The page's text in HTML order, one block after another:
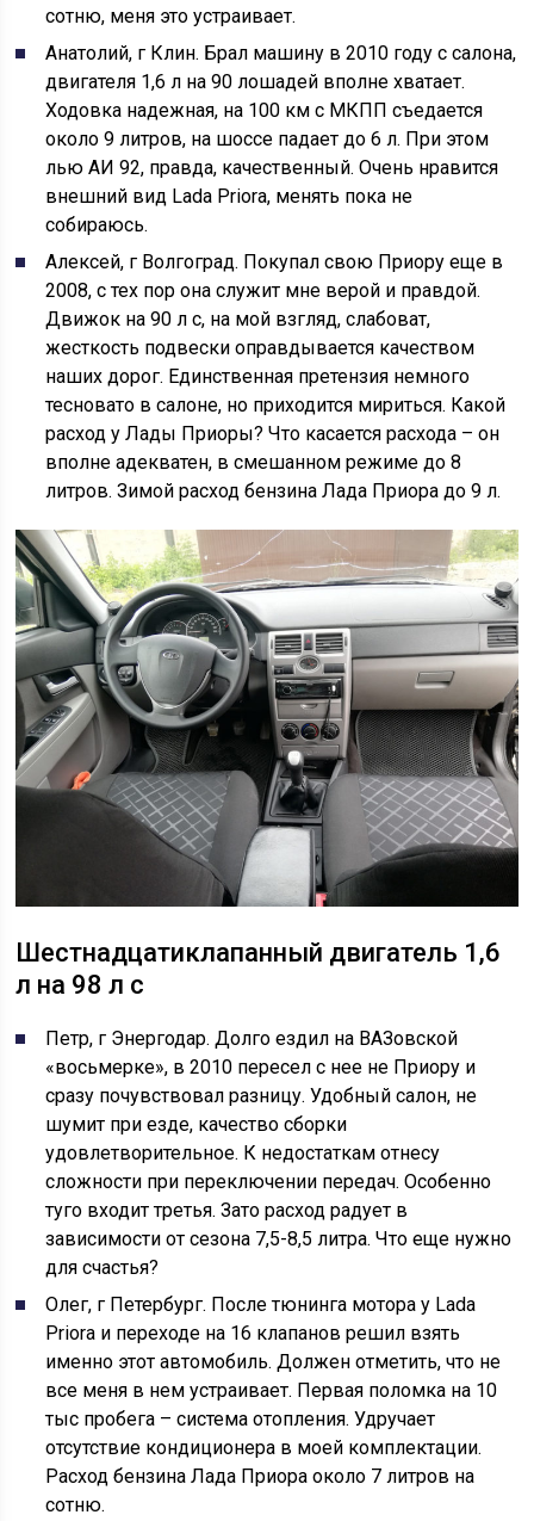
сотню, меня это устраивает.
Анатолий, г Клин. Брал машину в 2010 году с салона,
двигателя 1,6 л на 90 лошадей вполне хватает.
Ходовка надежная, на 100 км с МКПП съедается
около 9 литров, на шоссе падает до 6 л. При этом
лью АИ 92, правда, качественный. Очень нравится
внешний вид Lada Priora, менять пока не
собираюсь.
Алексей, г Волгоград. Покупал свою Приору еще в
2008, с тех пор она служит мне верой и правдой.
Движок на 90 л с, на мой взгляд, слабоват,
жесткость подвески оправдывается качеством
наших дорог. Единственная претензия немного
тесновато в салоне, но приходится мириться. Какой
расход у Лады Приоры? Что касается расхода – он
вполне адекватен, в смешанном режиме до 8
литров. Зимой расход бензина Лада Приора до 9 л.
Шестнадцатиклапанный двигатель 1,6
л на 98 л с
Петр, г Энергодар. Долго ездил на ВАЗовской
«восьмерке», в 2010 пересел с нее не Приору и
сразу почувствовал разницу. Удобный салон, не
шумит при езде, качество сборки
удовлетворительное. К недостаткам отнесу
сложности при переключении передач. Особенно
туго входит третья. Зато расход радует в
зависимости от сезона 7,5-8,5 литра. Что еще нужно
для счастья?
Олег, г Петербург. После тюнинга мотора у Lada
Priora и переходе на 16 клапанов решил взять
именно этот автомобиль. Должен отметить, что не
все меня в нем устраивает. Первая поломка на 10
тыс пробега – система отопления. Удручает
отсутствие кондиционера в моей комплектации.
Расход бензина Лада Приора около 7 литров на
сотню.